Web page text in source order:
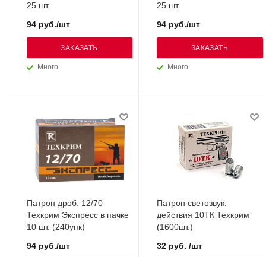
25 шт.
Много
94 руб./шт
ЗАКАЗАТЬ
25 шт.
Много
94 руб./шт
ЗАКАЗАТЬ
Патрон дроб. 12/70
Техкрим Экспресс в пачке
10 шт. (240упк)
94 руб./шт
Патрон светозвук.
действия 10ТК Техкрим
(1600шт.)
32 руб. /шт